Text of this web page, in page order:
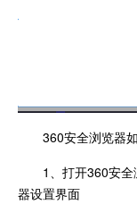
360安全浏览器
1、打开360安
器设置界面